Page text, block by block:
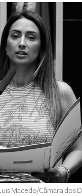
Macedo/Câmara dos